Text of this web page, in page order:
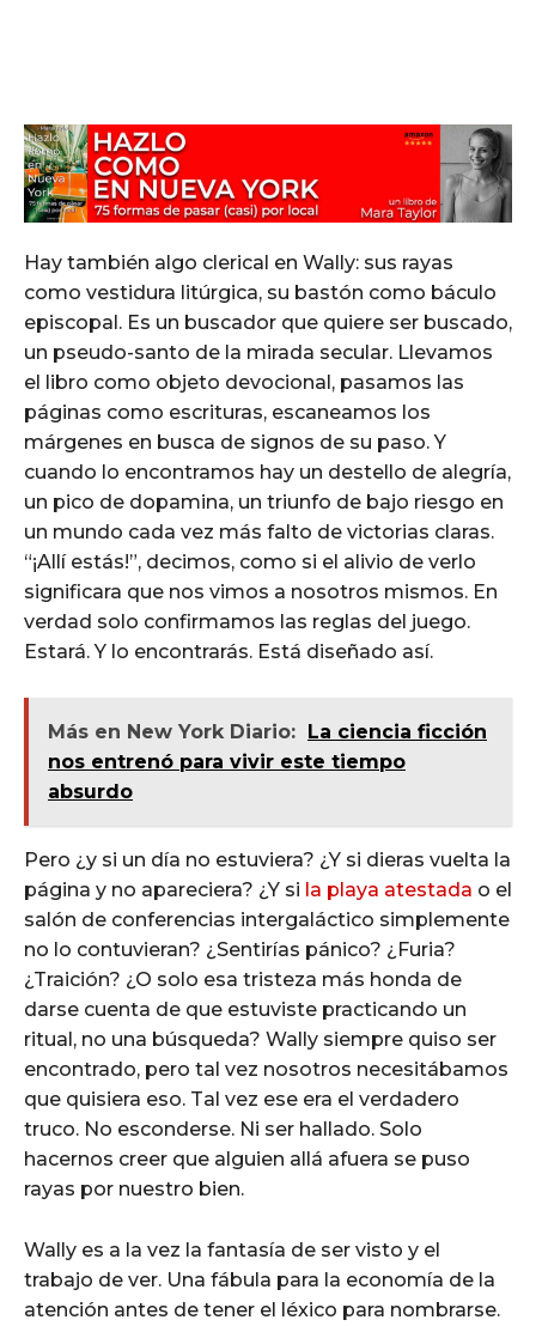
Hay también algo clerical en Wally: sus rayas
como vestidura litúrgica, su bastón como báculo
episcopal. Es un buscador que quiere ser buscado,
un pseudo-santo de la mirada secular. Llevamos
el libro como objeto devocional, pasamos las
páginas como escrituras, escaneamos los
márgenes en busca de signos de su paso. Y
cuando lo encontramos hay un destello de alegría,
un pico de dopamina, un triunfo de bajo riesgo en
un mundo cada vez más falto de victorias claras.
“¡Allí estás!”, decimos, como si el alivio de verlo
significara que nos vimos a nosotros mismos. En
verdad solo confirmamos las reglas del juego.
Estará. Y lo encontrarás. Está diseñado así.
Más en New York Diario: La ciencia ficción
nos entrenó para vivir este tiempo
absurdo
Pero ¿y si un día no estuviera? ¿Y si dieras vuelta la
página y no apareciera? ¿Y si la playa atestada o el
salón de conferencias intergaláctico simplemente
no lo contuvieran? ¿Sentirías pánico? ¿Furia?
¿Traición? ¿O solo esa tristeza más honda de
darse cuenta de que estuviste practicando un
ritual, no una búsqueda? Wally siempre quiso ser
encontrado, pero tal vez nosotros necesitábamos
que quisiera eso. Tal vez ese era el verdadero
truco. No esconderse. Ni ser hallado. Solo
hacernos creer que alguien allá afuera se puso
rayas por nuestro bien.
Wally es a la vez la fantasía de ser visto y el
trabajo de ver. Una fábula para la economía de la
atención antes de tener el léxico para nombrarse.